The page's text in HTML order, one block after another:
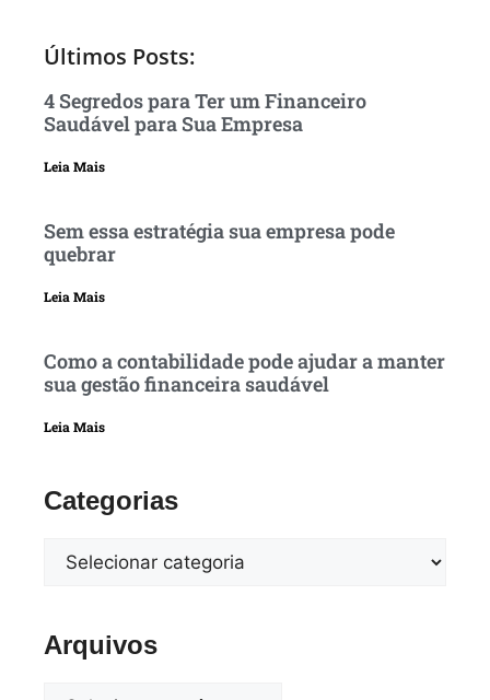
Últimos Posts:
4 Segredos para Ter um Financeiro
Saudável para Sua Empresa
Leia Mais
Sem essa estratégia sua empresa pode
quebrar
Leia Mais
Como a contabilidade pode ajudar a manter
sua gestão financeira saudável
Leia Mais
Categorias
Arquivos